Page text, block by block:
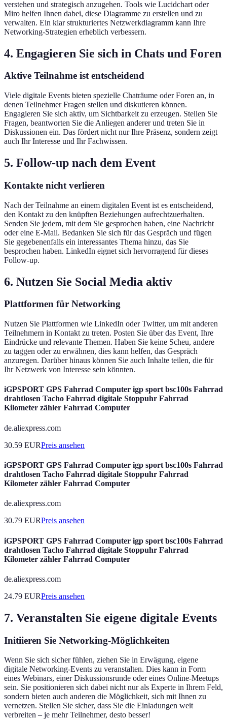
verstehen und strategisch anzugehen. Tools wie Lucidchart oder
Miro helfen Ihnen dabei, diese Diagramme zu erstellen und zu
verwalten. Ein klar strukturiertes Netzwerkdiagramm kann Ihre
Networking-Strategien erheblich verbessern.
4. Engagieren Sie sich in Chats und Foren
Aktive Teilnahme ist entscheidend
Viele digitale Events bieten spezielle Chaträume oder Foren an, in
denen Teilnehmer Fragen stellen und diskutieren können.
Engagieren Sie sich aktiv, um Sichtbarkeit zu erzeugen. Stellen Sie
Fragen, beantworten Sie die Anliegen anderer und treten Sie in
Diskussionen ein. Das fördert nicht nur Ihre Präsenz, sondern zeigt
auch Ihr Interesse und Ihr Fachwissen.
5. Follow-up nach dem Event
Kontakte nicht verlieren
Nach der Teilnahme an einem digitalen Event ist es entscheidend,
den Kontakt zu den knüpften Beziehungen aufrechtzuerhalten.
Senden Sie jedem, mit dem Sie gesprochen haben, eine Nachricht
oder eine E-Mail. Bedanken Sie sich für das Gespräch und fügen
Sie gegebenenfalls ein interessantes Thema hinzu, das Sie
besprochen haben. LinkedIn eignet sich hervorragend für dieses
Follow-up.
6. Nutzen Sie Social Media aktiv
Plattformen für Networking
Nutzen Sie Plattformen wie LinkedIn oder Twitter, um mit anderen
Teilnehmern in Kontakt zu treten. Posten Sie über das Event, Ihre
Eindrücke und relevante Themen. Haben Sie keine Scheu, andere
zu taggen oder zu erwähnen, dies kann helfen, das Gespräch
anzuregen. Darüber hinaus können Sie auch Inhalte teilen, die für
Ihr Netzwerk von Interesse sein könnten.
iGPSPORT GPS Fahrrad Computer igp sport bsc100s Fahrrad
drahtlosen Tacho Fahrrad digitale Stoppuhr Fahrrad
Kilometer zähler Fahrrad Computer
de.aliexpress.com
30.59 EURPreis ansehen
iGPSPORT GPS Fahrrad Computer igp sport bsc100s Fahrrad
drahtlosen Tacho Fahrrad digitale Stoppuhr Fahrrad
Kilometer zähler Fahrrad Computer
de.aliexpress.com
30.79 EURPreis ansehen
iGPSPORT GPS Fahrrad Computer igp sport bsc100s Fahrrad
drahtlosen Tacho Fahrrad digitale Stoppuhr Fahrrad
Kilometer zähler Fahrrad Computer
de.aliexpress.com
24.79 EURPreis ansehen
7. Veranstalten Sie eigene digitale Events
Initiieren Sie Networking-Möglichkeiten
Wenn Sie sich sicher fühlen, ziehen Sie in Erwägung, eigene
digitale Networking-Events zu veranstalten. Dies kann in Form
eines Webinars, einer Diskussionsrunde oder eines Online-Meetups
sein. Sie positionieren sich dabei nicht nur als Experte in Ihrem Feld,
sondern bieten auch anderen die Möglichkeit, sich mit Ihnen zu
vernetzen. Stellen Sie sicher, dass Sie die Einladungen weit
verbreiten – je mehr Teilnehmer, desto besser!